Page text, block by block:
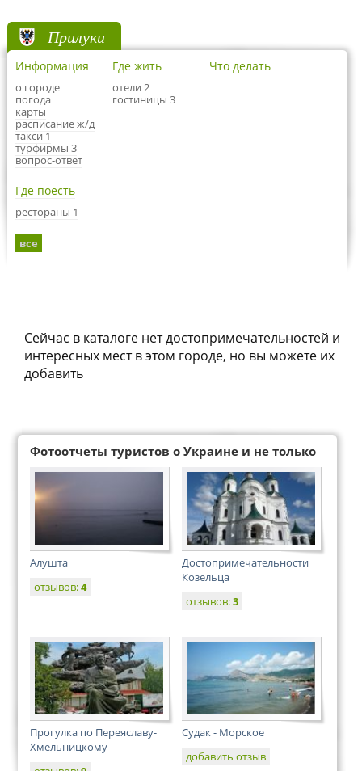
Прилуки
Информация
о городе
погода
карты
расписание ж/д
такси 1
турфирмы 3
вопрос-ответ
Где жить
отели 2
гостиницы 3
Что делать
Где поесть
рестораны 1
все
Сейчас в каталоге нет достопримечательностей и
интересных мест в этом городе, но вы можете их
добавить
Фотоотчеты туристов о Украине и не только
Алушта
отзывов:4
Достопримечательности
Козельца
отзывов:3
Прогулка по Переяславу-
Хмельницкому
Судак - Морское
добавить отзыв